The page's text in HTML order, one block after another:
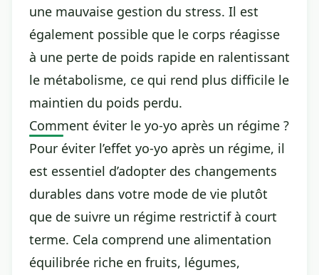
une mauvaise gestion du stress. Il est
également possible que le corps réagisse
à une perte de poids rapide en ralentissant
le métabolisme, ce qui rend plus difficile le
maintien du poids perdu.
Comment éviter le yo-yo après un régime ?
Pour éviter l’effet yo-yo après un régime, il
est essentiel d’adopter des changements
durables dans votre mode de vie plutôt
que de suivre un régime restrictif à court
terme. Cela comprend une alimentation
équilibrée riche en fruits, légumes,